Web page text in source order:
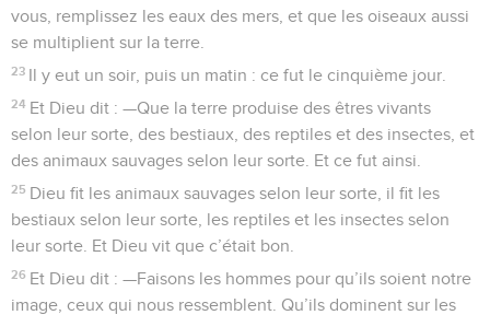
vous, remplissez les eaux des mers, et que les oiseaux aussi
se multiplient sur la terre.
23 Il y eut un soir, puis un matin : ce fut le cinquième jour.
24 Et Dieu dit : —Que la terre produise des êtres vivants
selon leur sorte, des bestiaux, des reptiles et des insectes, et
des animaux sauvages selon leur sorte. Et ce fut ainsi.
25 Dieu fit les animaux sauvages selon leur sorte, il fit les
bestiaux selon leur sorte, les reptiles et les insectes selon
leur sorte. Et Dieu vit que c’était bon.
26 Et Dieu dit : —Faisons les hommes pour qu’ils soient notre
image, ceux qui nous ressemblent. Qu’ils dominent sur les